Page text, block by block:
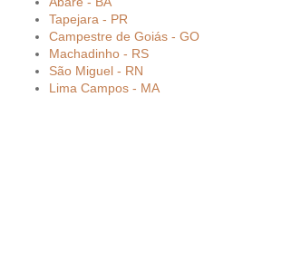
Tapejara - PR
Campestre de Goiás - GO
Machadinho - RS
São Miguel - RN
Lima Campos - MA